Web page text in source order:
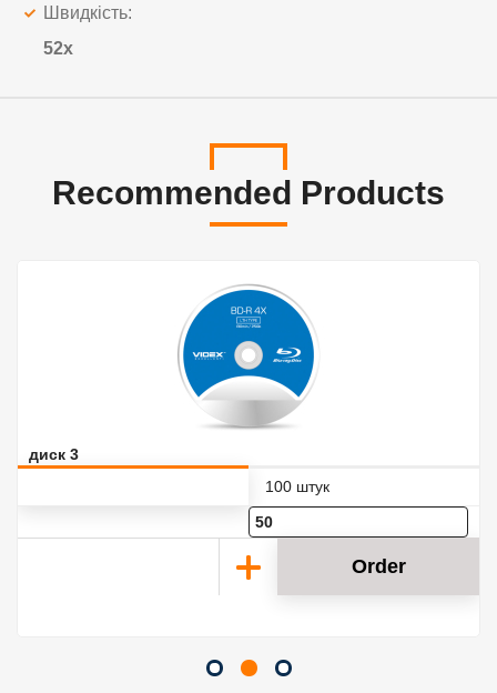
Швидкість:
52x
Recommended Products
диск 3
100 штук
Order